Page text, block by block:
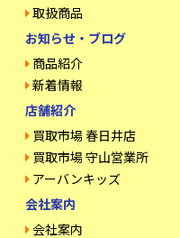
取扱商品
お知らせ・ブログ
商品紹介
新着情報
店舗紹介
買取市場 春日井店
買取市場 守山営業所
アーバンキッズ
会社案内
会社案内